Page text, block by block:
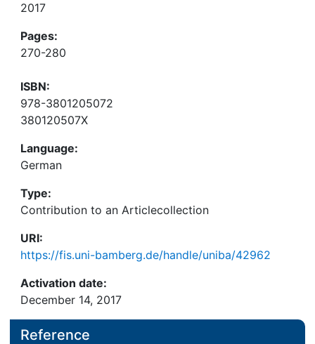
2017
Pages:
270-280
ISBN:
978-3801205072
380120507X
Language:
German
Type:
Contribution to an Articlecollection
URI:
https://fis.uni-bamberg.de/handle/uniba/42962
Activation date:
December 14, 2017
Reference